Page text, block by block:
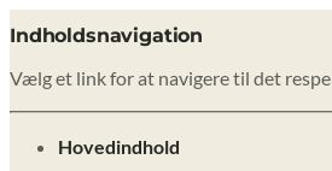
Indholdsnavigation
Vælg et link for at navigere til det
gå til
Hovedindhold